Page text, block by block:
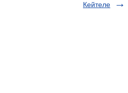
Кейтеле